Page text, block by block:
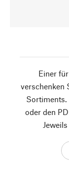
Einer
verschenken
Sortiments.
oder den